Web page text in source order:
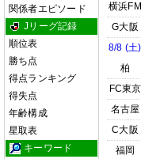
関係者エピソード
Jリーグ記録
順位表
勝ち点
得点ランキング
得失点
年齢構成
星取表
キーワード
横浜FM
G大阪
8/8 (土)
柏
FC東京
名古屋
C大阪
福岡